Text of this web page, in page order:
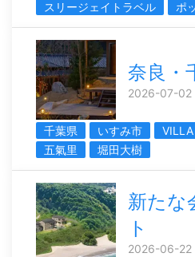
スリージェイトラベル
ポ
奈良・
2026-07-02
千葉県 いすみ市
五氣里
堀田大樹
新たな
ト
2026-06-22